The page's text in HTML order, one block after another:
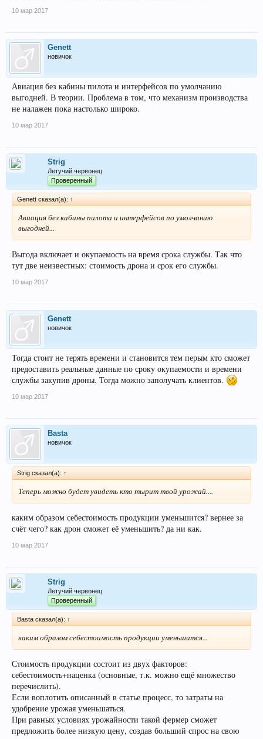
10 мар 2017
Genett
новичок
Авиация без кабины пилота и интерфейсов по умолчанию
выгодней. В теории. Проблема в том, что механизм производства
не налажен пока настолько широко.
10 мар 2017
Strig
Летучий червонец
Проверенный
Genett сказал(а): ↑
Авиация без кабины пилота и интерфейсов по умолчанию
выгодней...
Выгода включает и окупаемость на время срока службы. Так что
тут две неизвестных: стоимость дрона и срок его службы.
10 мар 2017
Genett
новичок
Тогда стоит не терять времени и становится тем перым кто сможет
предоставить реальные данные по сроку окупаемости и времени
службы закупив дроны. Тогда можно заполучать клиентов.
10 мар 2017
Basta
новичок
Strig сказал(а): ↑
Теперь можно будет увидеть кто тырит твой урожай....
каким образом себестоимость продукции уменьшится? вернее за
счёт чего? как дрон сможет её уменьшить? да ни как.
10 мар 2017
Strig
Летучий червонец
Проверенный
Basta сказал(а): ↑
каким образом себестоимость продукции уменьшится...
Стоимость продукции состоит из двух факторов:
себестоимость+наценка (основные, т.к. можно ещё множество
перечислить).
Если воплотить описанный в статье процесс, то затраты на
удобрение урожая уменьшаться.
При равных условиях урожайности такой фермер сможет
предложить более низкую цену, создав больший спрос на свою